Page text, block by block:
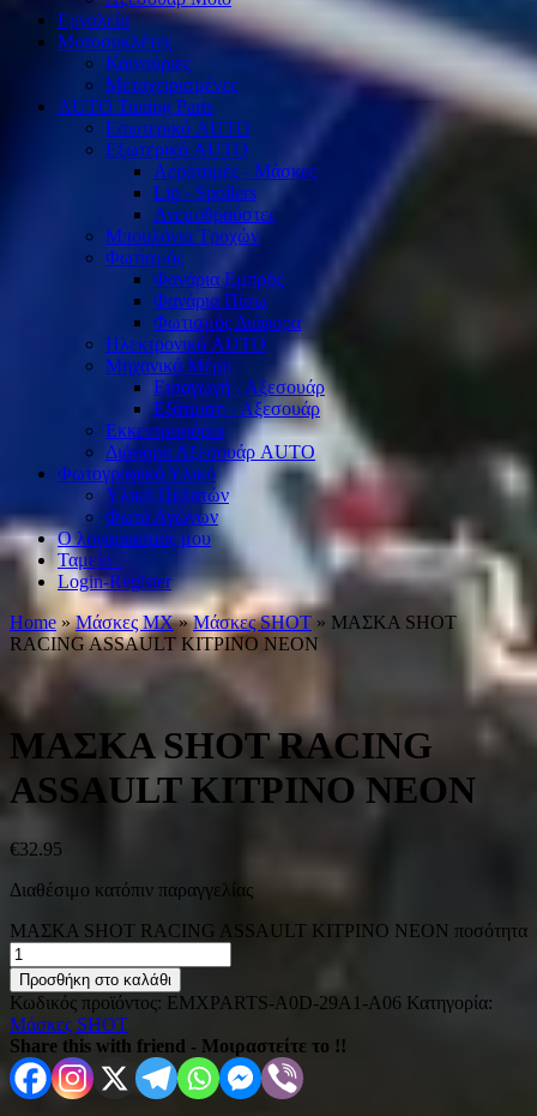
Εργαλεία
Μοτοσυκλέτες
Καινούριες
Μεταχειρισμένες
AUTO Tuning Parts
Εσωτερικό AUTO
Εξωτερικό AUTO
Αεροτομές - Μάσκες
Lip - Spoilers
Ανεμοθραύστες
Μπουλόνια Τροχών
Φωτισμός
Φανάρια Εμπρός
Φανάρια Πίσω
Φωτισμός Διάφορα
Ηλεκτρονικά AUTO
Μηχανικά Μέρη
Εισαγωγή - Αξεσουάρ
Εξάτμιση - Αξεσουάρ
Εκκεντροφόροι
Διάφορα Αξεσουάρ AUTO
Φωτογραφικό Υλικό
Υλικό Πελατών
Φωτό Αγώνων
Ο λογαριασμός μου
Ταμείο .
Login-Register
Home »Μάσκες ΜΧ»Μάσκες SHOT » MΑΣΚΑ SHOT
RACING ASSAULT ΚΙΤΡΙΝΟ NEON
MΑΣΚΑ SHOT RACING
ASSAULT ΚΙΤΡΙΝΟ NEON
€32.95
Διαθέσιμο κατόπιν παραγγελίας
MΑΣΚΑ SHOT RACING ASSAULT ΚΙΤΡΙΝΟ NEON ποσότητα
Προσθήκη στο καλάθι
Κωδικός προϊόντος: EMXPARTS-A0D-29A1-A06 Κατηγορία:
Μάσκες SHOT
Share this with friend - Μοιραστείτε το !!